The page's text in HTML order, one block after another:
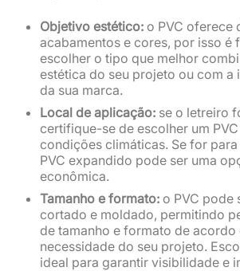
Objetivo estético: o PVC oferece
acabamentos e cores, por isso é
escolher o tipo que melhor
estética do seu projeto ou com a
da sua marca.
Local de aplicação: se o letreiro
certifique-se de escolher um
condições climáticas. Se for
PVC expandido pode ser uma
econômica.
Tamanho e formato: o PVC pode
cortado e moldado, permitindo
de tamanho e formato de acordo
necessidade do seu projeto.
ideal para garantir visibilidade e